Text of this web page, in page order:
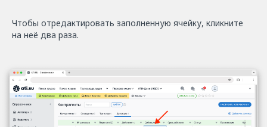
Чтобы отредактировать заполненную ячейку, кликните
на неё два раза.